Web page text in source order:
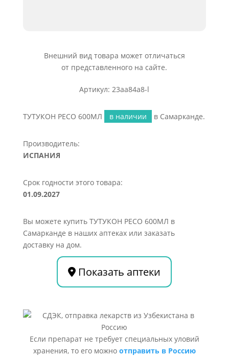
Внешний вид товара может отличаться
от представленного на сайте.
Артикул: 23aa84a8-l
ТУТУКОН РЕСО 600МЛ в наличии в Самарканде.
Производитель:
ИСПАНИЯ
Срок годности этого товара:
01.09.2027
Вы можете купить ТУТУКОН РЕСО 600МЛ в
Самарканде в наших аптеках или заказать
доставку на дом.
Показать аптеки
Если препарат не требует специальных уловий
хранения, то его можно отправить в Россию